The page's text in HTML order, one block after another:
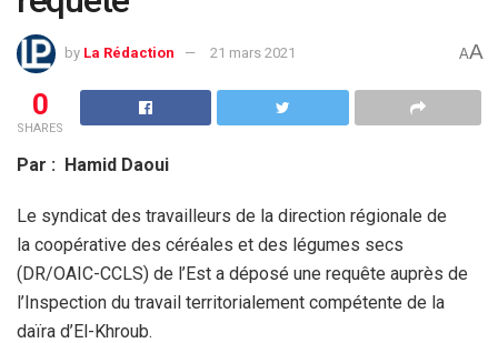
by La Rédaction 21 mars 2021 AA
0
SHARES
Par : Hamid Daoui
Le syndicat des travailleurs de la direction régionale de
la coopérative des céréales et des légumes secs
(DR/OAIC-CCLS) de l’Est a déposé une requête auprès de
l’Inspection du travail territorialement compétente de la
daïra d’El-Khroub.